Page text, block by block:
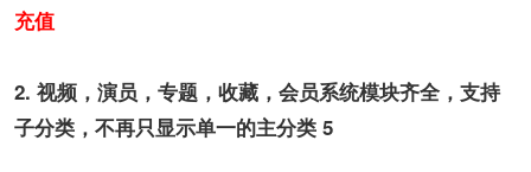
充值
2. 视频，演员，专题，收藏，会员系统模块齐全，支持
子分类，不再只显示单一的主分类 5